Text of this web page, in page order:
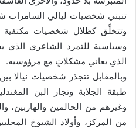
تنبني شخصيات ليالي السامراب
وتتخلَّق كظلال شخصيات مكتفية
وسياسية للتمرد الشاعري
الذي يعاني مشكلاتٍ مع مرؤوسيه.
وبالمقابل تتجذر شخصيات نيالا
طبقة الجلابة وتجار البن
وغيرهم من الحالمين والهاربين،
من المركز، وأولاد الشيوخ